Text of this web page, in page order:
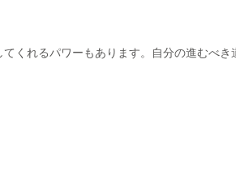
くれるパワーもあります。自分の進むべき